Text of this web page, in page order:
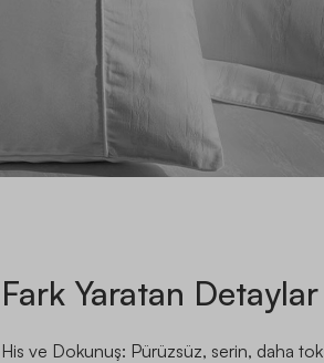
Fark Yaratan Detaylar
His ve Dokunuş: Pürüzsüz, serin, daha tok